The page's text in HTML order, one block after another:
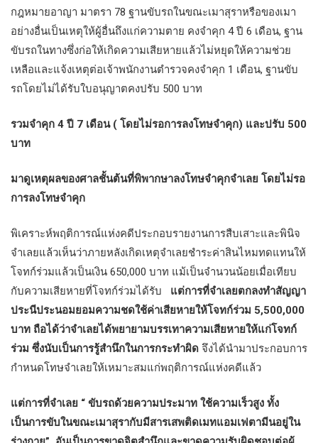
กฎหมายอาญา มาตรา 78 ฐานขับรถในขณะเมาสุราหรือของเมา
อย่างอื่นเป็นเหตุให้ผู้อื่นถึงแก่ความตาย คงจำคุก 4 ปี 6 เดือน, ฐาน
ขับรถในทางซึ่งก่อให้เกิดความเสียหายแล้วไม่หยุดให้ความช่วย
เหลือและแจ้งเหตุต่อเจ้าพนักงานตำรวจคงจำคุก 1 เดือน, ฐานขับ
รถโดยไม่ได้รับใบอนุญาตคงปรับ 500 บาท
รวมจำคุก 4 ปี 7 เดือน ( โดยไม่รอการลงโทษจำคุก) และปรับ 500
บาท
มาดูเหตุผลของศาลชั้นต้นที่พิพากษาลงโทษจำคุกจำเลย โดยไม่รอ
การลงโทษจำคุก
พิเคราะห์พฤติการณ์แห่งคดีประกอบรายงานการสืบเสาะและพินิจ
จำเลยแล้วเห็นว่าภายหลังเกิดเหตุจำเลยชำระค่าสินไหมทดแทนให้
โจทก์ร่วมแล้วเป็นเงิน 650,000 บาท แม้เป็นจำนวนน้อยเมื่อเทียบ
กับความเสียหายที่โจทก์ร่วมได้รับ
แต่การที่จำเลยตกลงทำสัญญา
ประนีประนอมยอมความชดใช้ค่าเสียหายให้โจทก์ร่วม 5,500,000
บาท ถือได้ว่าจำเลยได้พยายามบรรเทาความเสียหายให้แก่โจทก์
ร่วม ซึ่งนับเป็นการรู้สำนึกในการกระทำผิด จึงได้นำมาประกอบการ
กำหนดโทษจำเลยให้เหมาะสมแก่พฤติการณ์แห่งคดีแล้ว
แต่การที่จำเลย “ ขับรถด้วยความประมาท ใช้ความเร็วสูง ทั้ง
เป็นการขับในขณะเมาสุรากับมีสารเสพติดเมทแอมเฟตามีนอยู่ใน